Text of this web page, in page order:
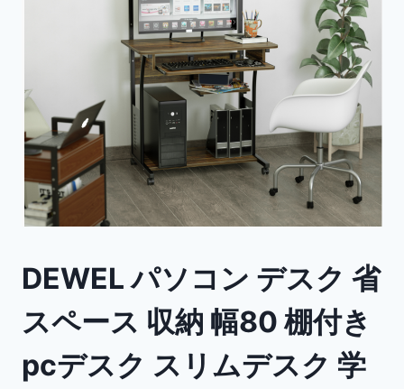
DEWEL パソコン デスク 省
スペース 収納 幅80 棚付き
pcデスク スリムデスク 学